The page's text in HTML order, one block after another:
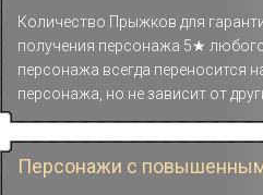
Количество Прыжков для
получения персонажа 5★
персонажа всегда переносится
персонажа, но не зависит от
Персонажи с